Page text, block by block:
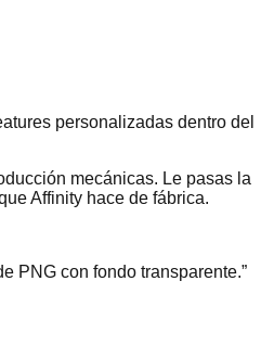
personalizadas dentro del
mecánicas. Le pasas la
Affinity hace de fábrica.
PNG con fondo transparente.”